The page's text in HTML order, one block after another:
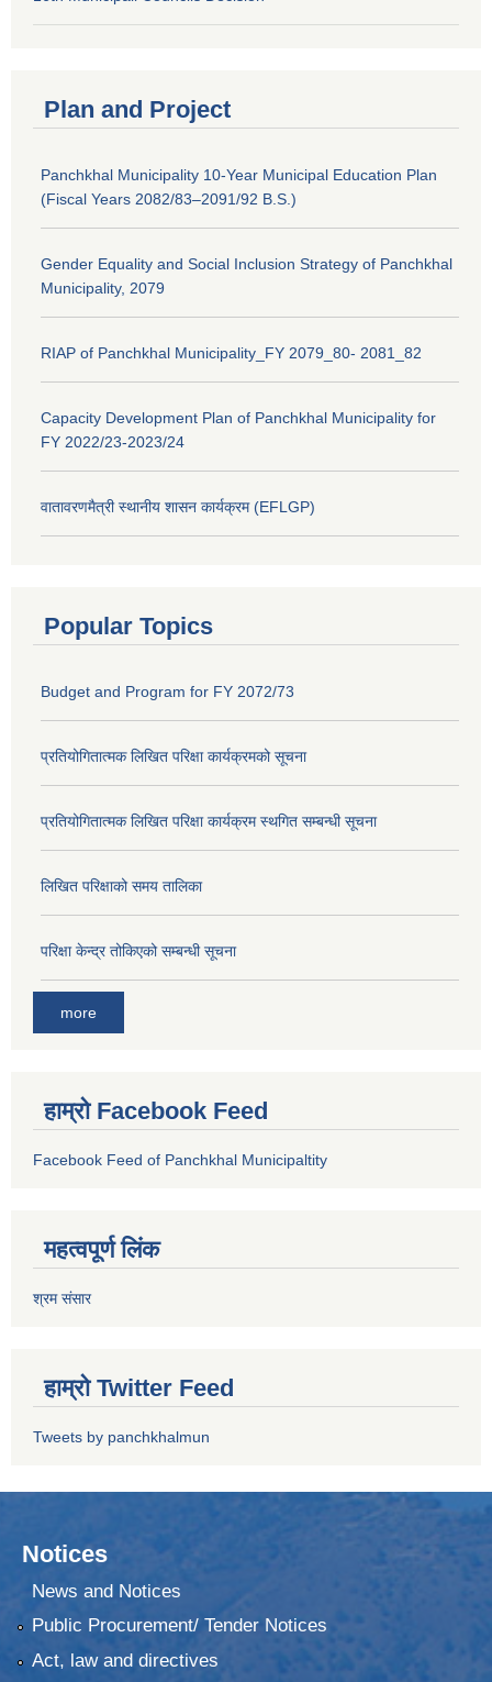
Plan and Project
Panchkhal Municipality 10-Year Municipal Education Plan
(Fiscal Years 2082/83–2091/92 B.S.)
Gender Equality and Social Inclusion Strategy of Panchkhal
Municipality, 2079
RIAP of Panchkhal Municipality_FY 2079_80- 2081_82
Capacity Development Plan of Panchkhal Municipality for
FY 2022/23-2023/24
वातावरणमैत्री स्थानीय शासन कार्यक्रम (EFLGP)
Popular Topics
Budget and Program for FY 2072/73
प्रतियोगितात्मक लिखित परिक्षा कार्यक्रमको सूचना
प्रतियोगितात्मक लिखित परिक्षा कार्यक्रम स्थगित सम्बन्धी सूचना
लिखित परिक्षाको समय तालिका
परिक्षा केन्द्र तोकिएको सम्बन्धी सूचना
more
हाम्रो Facebook Feed
Facebook Feed of Panchkhal Municipaltity
महत्वपूर्ण लिंक
श्रम संसार
हाम्रो Twitter Feed
Tweets by panchkhalmun
Notices
News and Notices
Public Procurement/ Tender Notices
Act, law and directives